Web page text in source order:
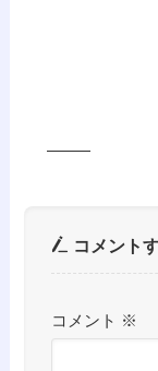
コメント
コメント ※